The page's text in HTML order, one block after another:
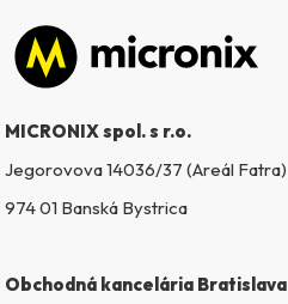
Zápätie
MICRONIX spol. s r.o.
Jegorovova 14036/37 (Areál Fatra)
974 01 Banská Bystrica
Obchodná kancelária Bratislava